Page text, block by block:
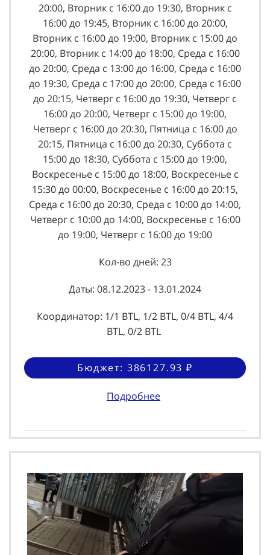
20:00, Вторник с 16:00 до 19:30, Вторник с
16:00 до 19:45, Вторник с 16:00 до 20:00,
Вторник с 16:00 до 19:00, Вторник с 15:00 до
20:00, Вторник с 14:00 до 18:00, Среда с 16:00
до 20:00, Среда с 13:00 до 16:00, Среда с 16:00
до 19:30, Среда с 17:00 до 20:00, Среда с 16:00
до 20:15, Четверг с 16:00 до 19:30, Четверг с
16:00 до 20:00, Четверг с 15:00 до 19:00,
Четверг с 16:00 до 20:30, Пятница с 16:00 до
20:15, Пятница с 16:00 до 20:30, Суббота с
15:00 до 18:30, Суббота с 15:00 до 19:00,
Воскресенье с 15:00 до 18:00, Воскресенье с
15:30 до 00:00, Воскресенье с 16:00 до 20:15,
Среда с 16:00 до 20:30, Среда с 10:00 до 14:00,
Четверг с 10:00 до 14:00, Воскресенье с 16:00
до 19:00, Четверг с 16:00 до 19:00
Кол-во дней: 23
Даты: 08.12.2023 - 13.01.2024
Координатор: 1/1 BTL, 1/2 BTL, 0/4 BTL, 4/4
BTL, 0/2 BTL
Бюджет: 386127.93 ₽
Подробнее